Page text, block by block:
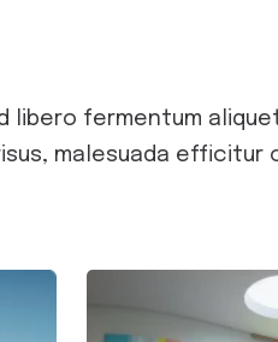
fermentum
malesuada efficitur